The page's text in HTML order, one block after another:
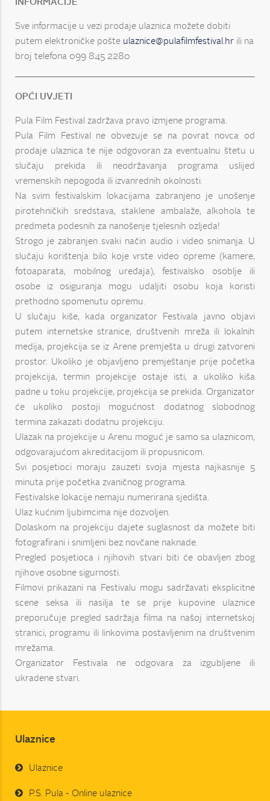
INFORMACIJE
Sve informacije u vezi prodaje ulaznica možete dobiti
putem elektroničke pošte ulaznice@pulafilmfestival.hr ili na
broj telefona 099 845 2280
OPĆI UVJETI
Pula Film Festival zadržava pravo izmjene programa.
Pula Film Festival ne obvezuje se na povrat novca od
prodaje ulaznica te nije odgovoran za eventualnu štetu u
slučaju prekida ili neodržavanja programa uslijed
vremenskih nepogoda ili izvanrednih okolnosti.
Na svim festivalskim lokacijama zabranjeno je unošenje
pirotehničkih sredstava, staklene ambalaže, alkohola te
predmeta podesnih za nanošenje tjelesnih ozljeda!
Strogo je zabranjen svaki način audio i video snimanja. U
slučaju korištenja bilo koje vrste video opreme (kamere,
fotoaparata, mobilnog uređaja), festivalsko osoblje ili
osobe iz osiguranja mogu udaljiti osobu koja koristi
prethodno spomenutu opremu.
U slučaju kiše, kada organizator Festivala javno objavi
putem internetske stranice, društvenih mreža ili lokalnih
medija, projekcija se iz Arene premješta u drugi zatvoreni
prostor. Ukoliko je objavljeno premještanje prije početka
projekcija, termin projekcije ostaje isti, a ukoliko kiša
padne u toku projekcije, projekcija se prekida. Organizator
će ukoliko postoji mogućnost dodatnog slobodnog
termina zakazati dodatnu projekciju.
Ulazak na projekcije u Arenu moguć je samo sa ulaznicom,
odgovarajućom akreditacijom ili propusnicom.
Svi posjetioci moraju zauzeti svoja mjesta najkasnije 5
minuta prije početka zvaničnog programa.
Festivalske lokacije nemaju numerirana sjedišta.
Ulaz kućnim ljubimcima nije dozvoljen.
Dolaskom na projekciju dajete suglasnost da možete biti
fotografirani i snimljeni bez novčane naknade.
Pregled posjetioca i njihovih stvari biti će obavljen zbog
njihove osobne sigurnosti.
Filmovi prikazani na Festivalu mogu sadržavati eksplicitne
scene seksa ili nasilja te se prije kupovine ulaznice
preporučuje pregled sadržaja filma na našoj internetskoj
stranici, programu ili linkovima postavljenim na društvenim
mrežama.
Organizator Festivala ne odgovara za izgubljene ili
ukradene stvari.
Ulaznice
Ulaznice
P.S. Pula - Online ulaznice